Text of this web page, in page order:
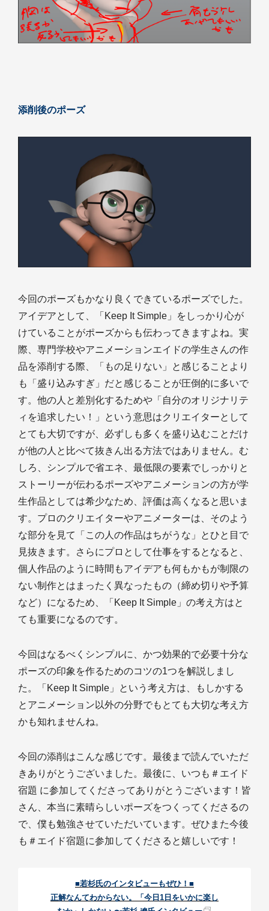
添削後のポーズ
今回のポーズもかなり良くできているポーズでした。
アイデアとして、「Keep It Simple」をしっかり心が
けていることがポーズからも伝わってきますよね。実
際、専門学校やアニメーションエイドの学生さんの作
品を添削する際、「もの足りない」と感じることより
も「盛り込みすぎ」だと感じることが圧倒的に多いで
す。他の人と差別化するためや「自分のオリジナリテ
ィを追求したい！」という意思はクリエイターとして
とても大切ですが、必ずしも多くを盛り込むことだけ
が他の人と比べて抜きん出る方法ではありません。む
しろ、シンプルで省エネ、最低限の要素でしっかりと
ストーリーが伝わるポーズやアニメーションの方が学
生作品としては希少なため、評価は高くなると思いま
す。プロのクリエイターやアニメーターは、そのよう
な部分を見て「この人の作品はちがうな」とひと目で
見抜きます。さらにプロとして仕事をするとなると、
個人作品のように時間もアイデアも何もかもが制限の
ない制作とはまったく異なったもの（締め切りや予算
など）になるため、「Keep It Simple」の考え方はと
ても重要になるのです。
今回はなるべくシンプルに、かつ効果的で必要十分な
ポーズの印象を作るためのコツの1つを解説しまし
た。「Keep It Simple」という考え方は、もしかする
とアニメーション以外の分野でもとても大切な考え方
かも知れませんね。
今回の添削はこんな感じです。最後まで読んでいただ
きありがとうございました。最後に、いつも＃エイド
宿題 に参加してくださってありがとうございます！皆
さん、本当に素晴らしいポーズをつくってくださるの
で、僕も勉強させていただいています。ぜひまた今後
も＃エイド宿題に参加してくださると嬉しいです！
■若杉氏のインタビューもぜひ！■
正解なんてわからない。「今日1日をいかに楽し